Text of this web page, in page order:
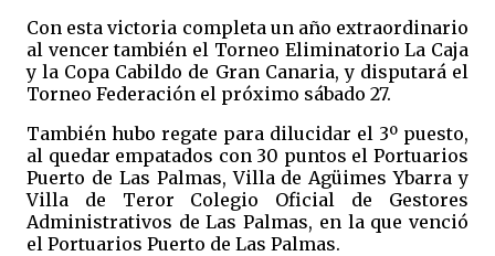
Con esta victoria completa un año extraordinario
al vencer también el Torneo Eliminatorio La Caja
y la Copa Cabildo de Gran Canaria, y disputará el
Torneo Federación el próximo sábado 27.
También hubo regate para dilucidar el 3º puesto,
al quedar empatados con 30 puntos el Portuarios
Puerto de Las Palmas, Villa de Agüimes Ybarra y
Villa de Teror Colegio Oficial de Gestores
Administrativos de Las Palmas, en la que venció
el Portuarios Puerto de Las Palmas.